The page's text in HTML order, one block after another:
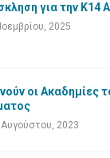
για την Κ14
2025
οι Ακαδημίες
2023